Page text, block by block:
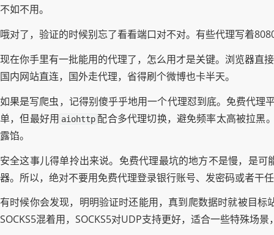
不如不用。
哦对了，验证的时候别忘了看看端口对不对。有些代理写着
现在你手里有一批能用的代理了，怎么用才是关键。浏览器直
国内网站直连，国外走代理，省得刷个微博也卡半天。
如果是写爬虫，记得别傻乎乎地用一个代理怼到底。免费代
单，但最好用 aiohttp 配合多代理切换，避免频率太高被拉黑
露馅。
安全这事儿得单拎出来说。免费代理最坑的地方不是慢，是
器。所以，绝对不要用免费代理登录银行账号、发密码或者干
有时候你会发现，明明验证时还能用，真到爬数据时就被目
SOCKS5混着用，SOCKS5对UDP支持更好，适合一些特殊场